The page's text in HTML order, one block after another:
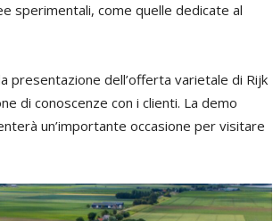
sperimentali, come quelle dedicate al
presentazione dell’offerta varietale di Rijk
di conoscenze con i clienti. La demo
un’importante occasione per visitare